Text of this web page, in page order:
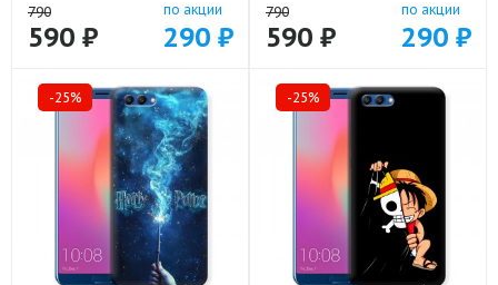
790
590 ₽
по акции
290 ₽
790
590 ₽
по акции
290 ₽
-25% -25%